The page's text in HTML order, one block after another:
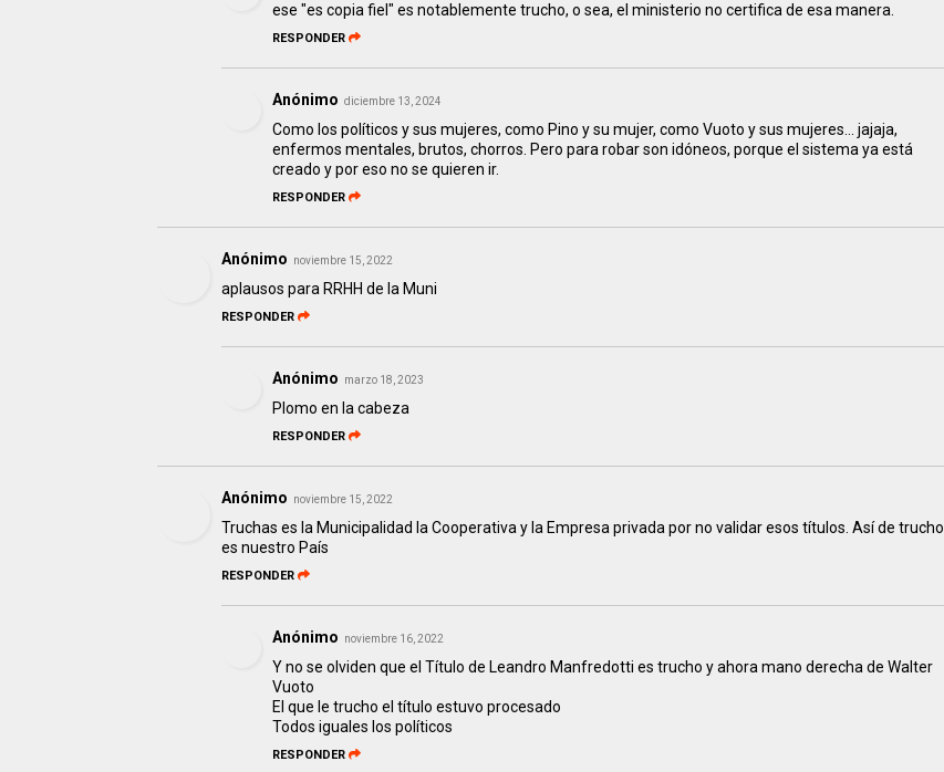
ese "es copia fiel" es notablemente trucho, o sea, el ministerio no certifica de esa manera.
RESPONDER
Anónimo diciembre 13, 2024
Como los políticos y sus mujeres, como Pino y su mujer, como Vuoto y sus mujeres... jajaja,
enfermos mentales, brutos, chorros. Pero para robar son idóneos, porque el sistema ya está
creado y por eso no se quieren ir.
RESPONDER
Anónimo noviembre 15, 2022
aplausos para RRHH de la Muni
RESPONDER
Anónimo marzo 18, 2023
Plomo en la cabeza
RESPONDER
Anónimo noviembre 15, 2022
Truchas es la Municipalidad la Cooperativa y la Empresa privada por no validar esos títulos. Así de trucho
es nuestro País
RESPONDER
Anónimo noviembre 16, 2022
Y no se olviden que el Título de Leandro Manfredotti es trucho y ahora mano derecha de Walter
Vuoto
El que le trucho el título estuvo procesado
Todos iguales los políticos
RESPONDER